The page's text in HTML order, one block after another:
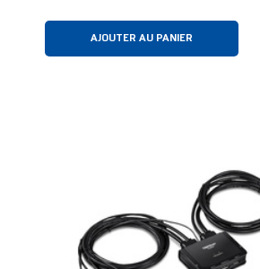
AJOUTER AU PANIER